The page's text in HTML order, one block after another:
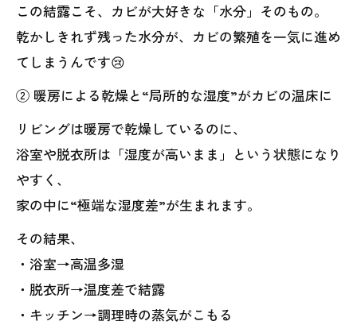
この結露こそ、カビが大好きな「水分」そのもの。
乾かしきれず残った水分が、カビの繁殖を一気に進め
てしまうんです😢
② 暖房による乾燥と“局所的な湿度”がカビの温床に
リビングは暖房で乾燥しているのに、
浴室や脱衣所は「湿度が高いまま」という状態になり
やすく、
家の中に“極端な湿度差”が生まれます。
その結果、
・浴室→高温多湿
・脱衣所→温度差で結露
・キッチン→調理時の蒸気がこもる